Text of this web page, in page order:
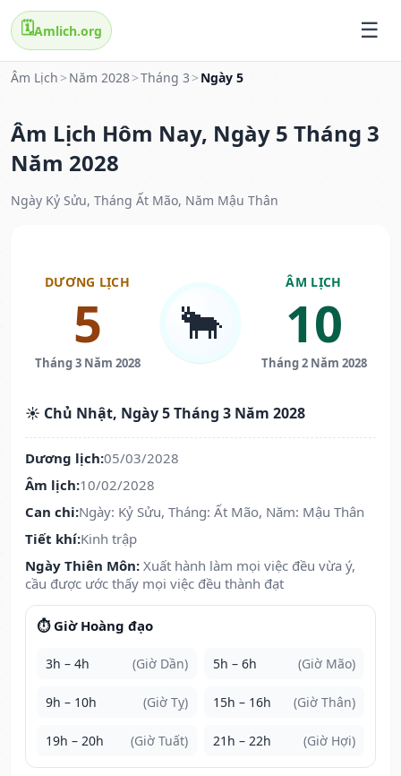
🗓️Amlich.org
Âm Lịch > Năm 2028>Tháng 3 > Ngày 5
Âm Lịch Hôm Nay, Ngày 5 Tháng 3
Năm 2028
Ngày Kỷ Sửu, Tháng Ất Mão, Năm Mậu Thân
DƯƠNG LỊCH
5
Tháng 3 Năm 2028
🐂
ÂM LỊCH
10
Tháng 2 Năm 2028
☀️ Chủ Nhật, Ngày 5 Tháng 3 Năm 2028
Dương lịch:05/03/2028
Âm lịch:10/02/2028
Can chi:Ngày: Kỷ Sửu, Tháng: Ất Mão, Năm: Mậu Thân
Tiết khí:Kinh trập
Ngày Thiên Môn: Xuất hành làm mọi việc đều vừa ý,
cầu được ước thấy mọi việc đều thành đạt
⏱️ Giờ Hoàng đạo
3h – 4h (Giờ Dần) 5h – 6h (Giờ Mão)
9h – 10h (Giờ Tỵ) 15h – 16h (Giờ Thân)
19h – 20h (Giờ Tuất) 21h – 22h (Giờ Hợi)